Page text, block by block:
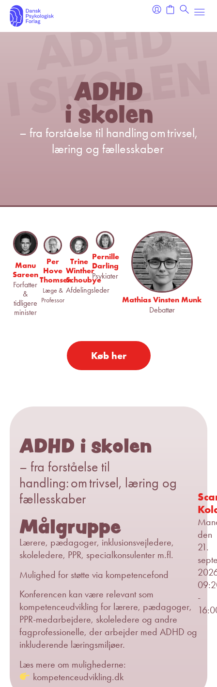
ADHD
i skolen
– fra forståelse til handling om trivsel,
læring og fællesskaber
Per
Hove
Thomsen
Læge &
Professor
Trine
Winther
Schoubye
Afdelingsleder
Manu
Sareen
Forfatter
&
tidligere
minister
Pernille
Darling
Psykiater
Mathias Vinsten Munk
Debattør
Køb her
ADHD i skolen
– fra forståelse til
handling: om trivsel, læring og
fællesskaber
Målgruppe
Lærere, pædagoger, inklusionsvejledere,
skoleledere, PPR, specialkonsulenter m.fl.
Mulighed for støtte via kompetencefond
Konferencen kan være relevant som
kompetenceudvikling for lærere, pædagoger,
PPR-medarbejdere, skoleledere og andre
fagprofessionelle, der arbejder med ADHD og
inkluderende læringsmiljøer.
Læs mere om mulighederne:
kompetenceudvikling.dk
den
21.
-